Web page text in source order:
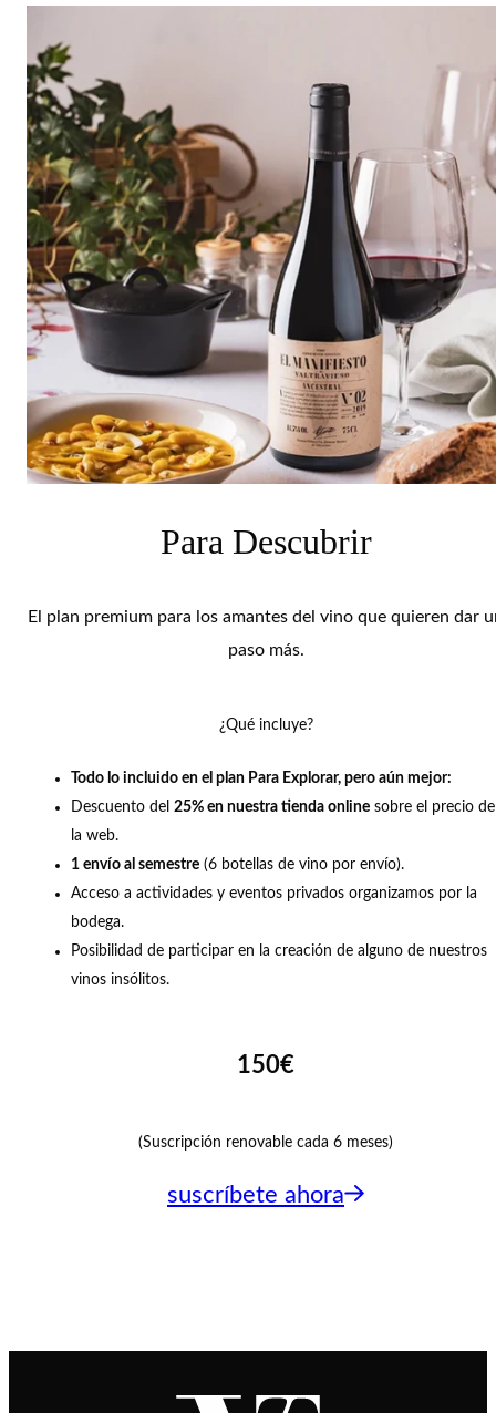
Para Descubrir
El plan premium para los amantes del vino que quieren dar
paso más.
¿Qué incluye?
Todo lo incluido en el plan Para Explorar, pero aún mejor:
Descuento del 25% en nuestra tienda online sobre el precio de
la web.
1 envío al semestre (6 botellas de vino por envío).
Acceso a actividades y eventos privados organizamos por la
bodega.
Posibilidad de participar en la creación de alguno de nuestros
vinos insólitos.
150€
(Suscripción renovable cada 6 meses)
suscríbete ahora